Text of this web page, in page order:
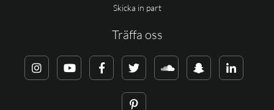
Skicka in part
Träffa oss